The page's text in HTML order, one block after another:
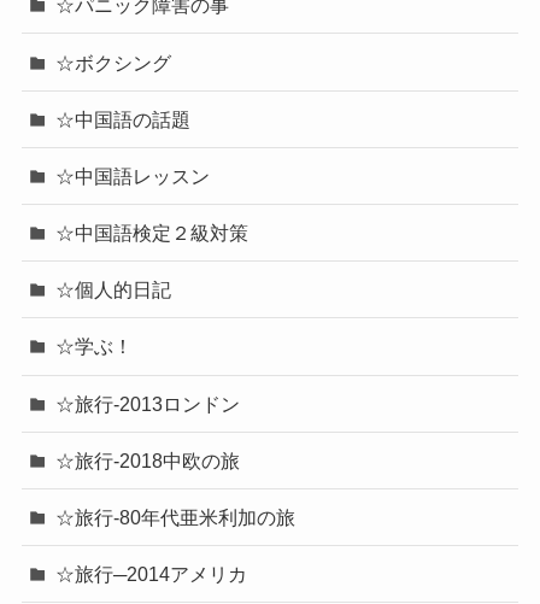
☆パニック障害の事
☆ボクシング
☆中国語の話題
☆中国語レッスン
☆中国語検定２級対策
☆個人的日記
☆学ぶ！
☆旅行-2013ロンドン
☆旅行-2018中欧の旅
☆旅行-80年代亜米利加の旅
☆旅行─2014アメリカ